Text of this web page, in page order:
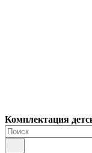
Комплектация